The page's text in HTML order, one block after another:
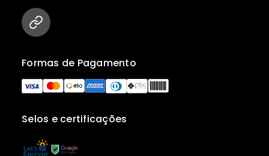
Selos e certificações
Formas de Pagamento